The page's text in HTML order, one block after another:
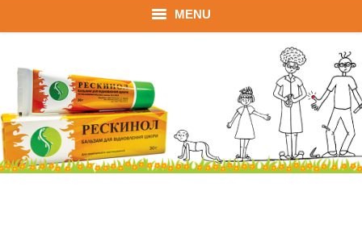
MENU
Продукты
Применение
Где купить